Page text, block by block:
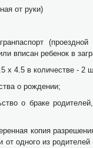
от руки)
вписан ребенок в
х 4.5 в количестве - 2
о рождении;
о браке
копия
от одного из